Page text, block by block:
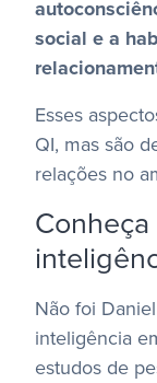
social e a
Esses
QI, mas são
relações no
Não foi
inteligência
estudos de